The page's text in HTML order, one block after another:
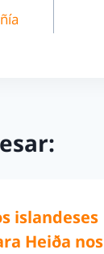
islandeses
Heiða nos